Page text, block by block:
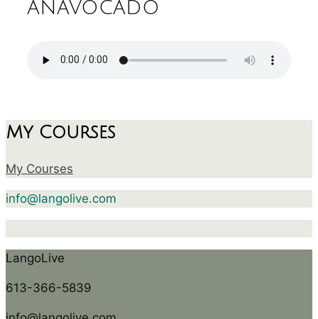
anavocado
My Courses
My Courses
info@langolive.com
LangoLive
613-366-5839